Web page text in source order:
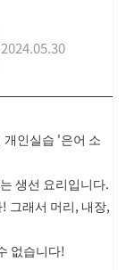
2024.05.30
인실습 '은어 소
생선 요리입니다.
그래서 머리, 내장,
없습니다!